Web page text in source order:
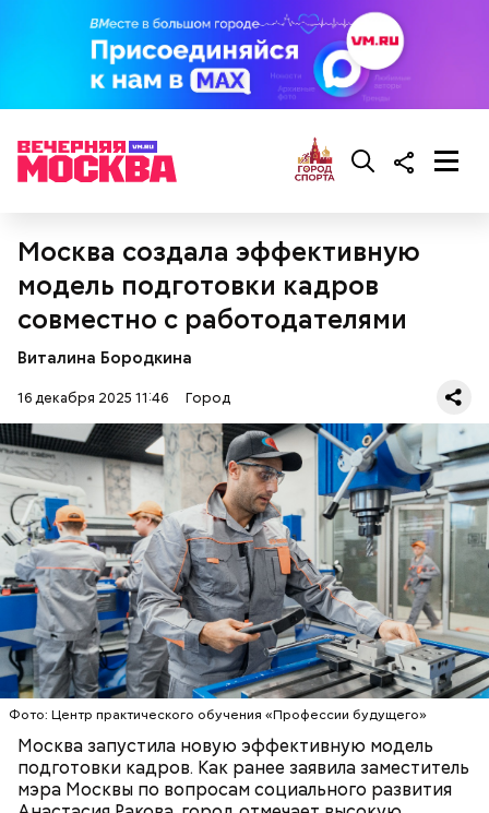
Москва создала эффективную
модель подготовки кадров
совместно с работодателями
Виталина Бородкина
16 декабря 2025 11:46 Город
Фото: Центр практического обучения «Профессии будущего»
Москва запустила новую эффективную модель
подготовки кадров. Как ранее заявила заместитель
мэра Москвы по вопросам социального развития